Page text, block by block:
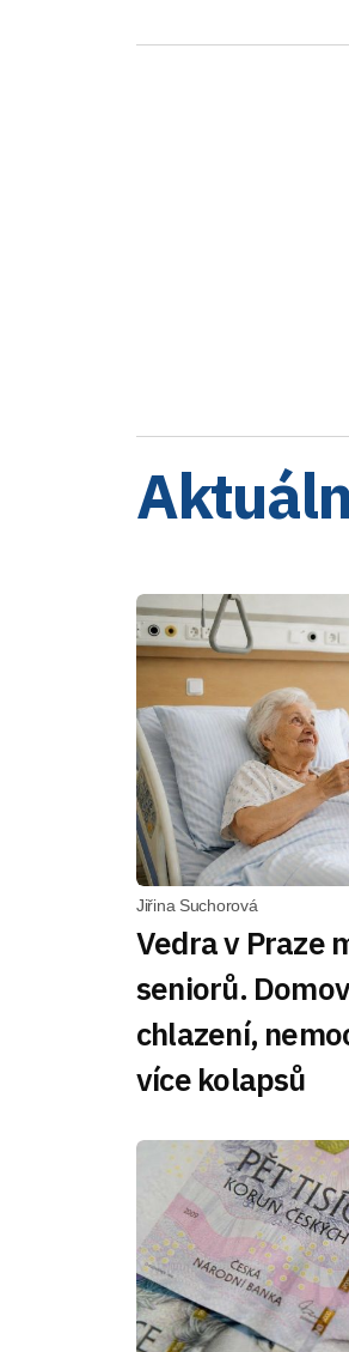
Jiřina Suchorová
Vedra v Praze
seniorů.
chlazení,
více kolapsů